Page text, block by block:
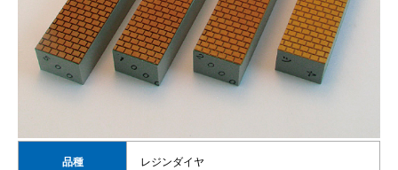
品種 レジンダイヤ